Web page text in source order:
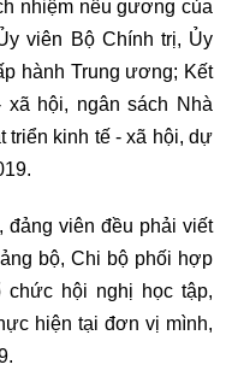
nhiệm nêu gương của
viên Bộ Chính trị, Ủy
hành Trung ương; Kết
hội, ngân sách Nhà
triển kinh tế - xã hội, dự
đảng viên đều phải viết
bộ, Chi bộ phối hợp
hội nghị học tập,
hiện tại đơn vị mình,